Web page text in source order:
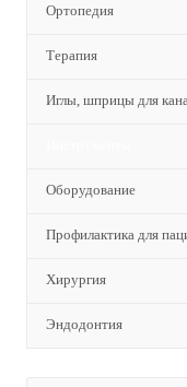
Ортопедия
Терапия
Иглы, шприцы для
Оборудование
Профилактика для
Хирургия
Эндодонтия